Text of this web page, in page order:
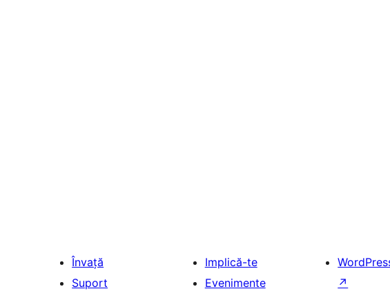
Învață
Suport
Implică-te
Evenimente
↗